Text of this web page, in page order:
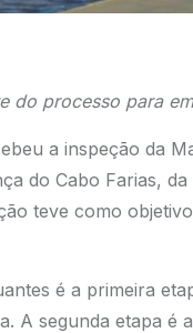
do processo para
a inspeção da
do Cabo Farias,
teve como
é a primeira
A segunda etapa é